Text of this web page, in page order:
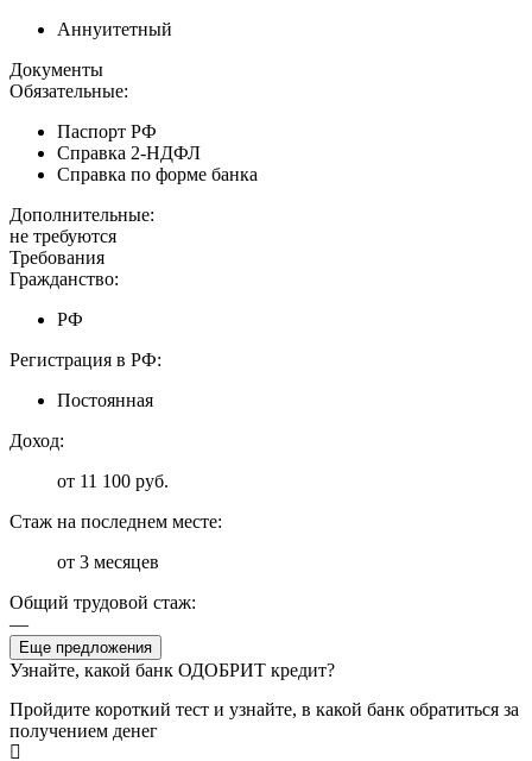
Аннуитетный
Документы
Обязательные:
Паспорт РФ
Справка 2-НДФЛ
Справка по форме банка
Дополнительные:
не требуются
Требования
Гражданство:
РФ
Регистрация в РФ:
Постоянная
Доход:
от 11 100 руб.
Стаж на последнем месте:
от 3 месяцев
Общий трудовой стаж:
—
Еще предложения
Узнайте, какой банк ОДОБРИТ кредит?
Пройдите короткий тест и узнайте, в какой банк обратиться за
получением денег